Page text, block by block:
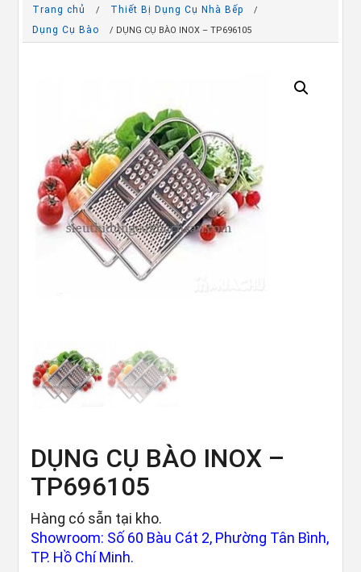
Trang chủ / Thiết Bị Dụng Cụ Nhà Bếp /
Dụng Cụ Bào / DỤNG CỤ BÀO INOX – TP696105
DỤNG CỤ BÀO INOX –
TP696105
Hàng có sẵn tại kho.
Showroom: Số 60 Bàu Cát 2, Phường Tân Bình,
TP. Hồ Chí Minh.